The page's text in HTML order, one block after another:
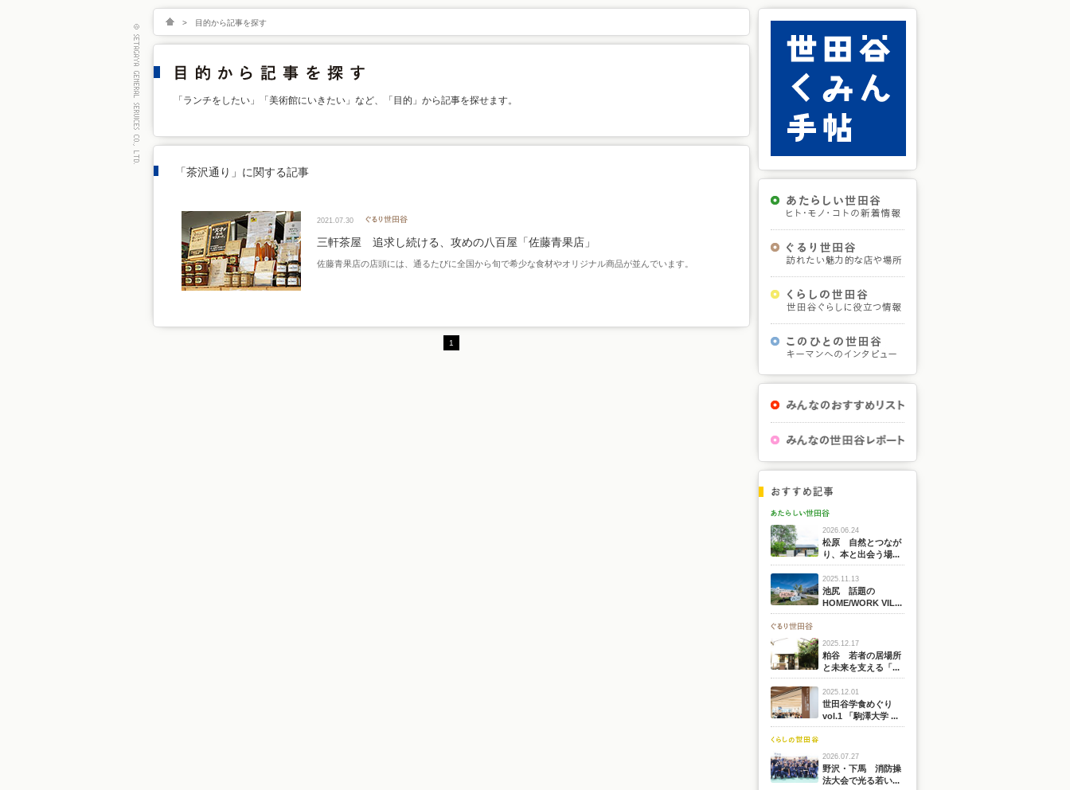
> 目的から記事を探す
「ランチをしたい」「美術館にいきたい」など、「目的」から記事を探せます。
「茶沢通り」に関する記事
2021.07.30
三軒茶屋 追求し続ける、攻めの八百屋「佐藤青果店」
佐藤青果店の店頭には、通るたびに全国から旬で希少な食材やオリジナル商品が並んでいます。
1
2026.06.24
松原 自然とつなが
り、本と出会う場...
2025.11.13
池尻 話題の
HOME/WORK VIL...
2025.12.17
粕谷 若者の居場所
と未来を支える「...
2025.12.01
世田谷学食めぐり
vol.1 「駒澤大学 ...
2026.07.27
野沢・下馬 消防操
法大会で光る若い...